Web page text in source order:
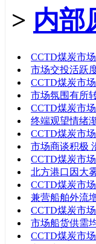
> 内部
CCTD煤炭市场
市场交投活跃
CCTD煤炭市场
市场氛围有所
CCTD煤炭市场
终端观望情绪
CCTD煤炭市场
市场商谈积极
CCTD煤炭市场
北方港口因大
CCTD煤炭市场
兼营船舶外流
CCTD煤炭市场
市场船货供需
CCTD煤炭市场